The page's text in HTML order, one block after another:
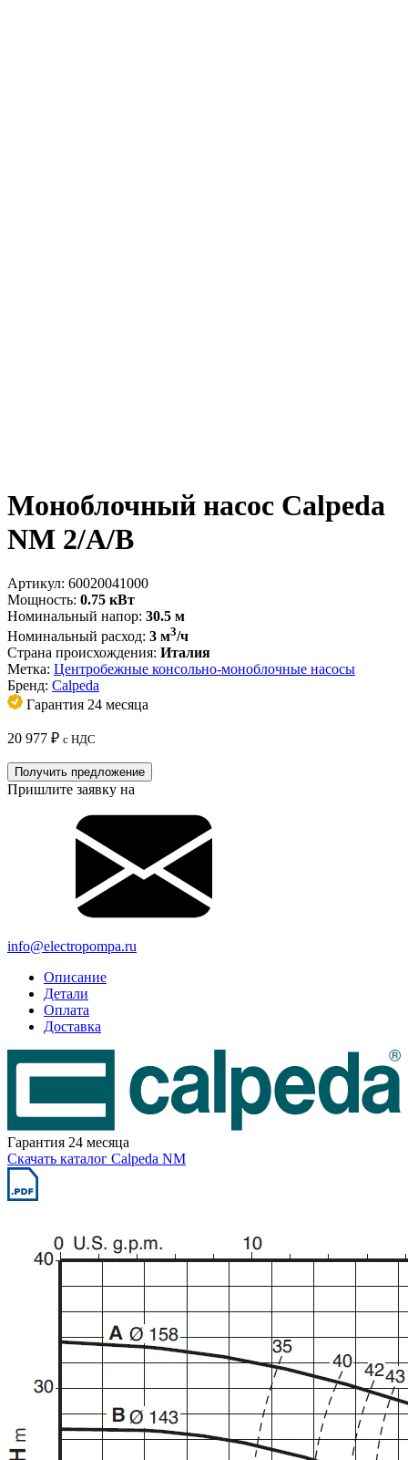
Моноблочный насос Calpeda
NM 2/A/B
Артикул: 60020041000
Мощность: 0.75 кВт
Номинальный напор: 30.5 м
Номинальный расход: 3 м3/ч
Страна происхождения: Италия
Метка: Центробежные консольно-моноблочные насосы
Бренд: Calpeda
Гарантия 24 месяца
20 977 ₽ с НДС
Получить предложение
Пришлите заявку на
info@electropompa.ru
Описание
Детали
Оплата
Доставка
Гарантия 24 месяца
Скачать каталог Calpeda NM